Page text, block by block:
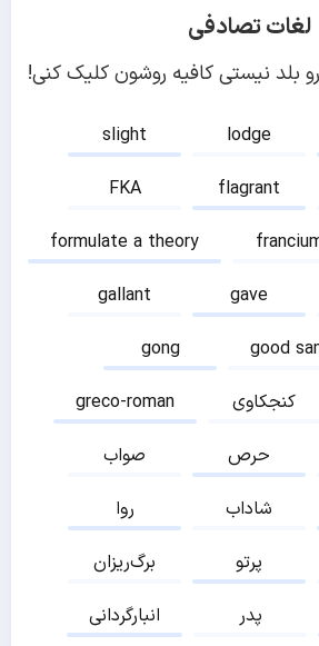
لغات تصادفی
بلد نیستی کافیه روشون کلیک کنی!
slight lodge
FKA
flagrant
formulate a theory
gallant
gave
gong
good
greco-roman
کنجکاوی
صواب
حرص
روا
شاداب
برگ‌ریزان
پرتو
انبارگردانی
پدر